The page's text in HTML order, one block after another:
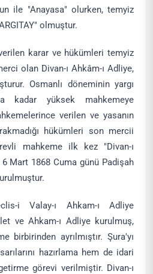
ile "Anayasa" olurken, temyiz
olmuştur.
karar ve hükümleri temyiz
olan Divan-ı Ahkâm-ı Adliye,
Osmanlı döneminin yargı
kadar yüksek mahkemeye
verilen ve yasanın
hükümleri son mercii
mahkeme ilk kez "Divan-ı
6 Mart 1868 Cuma günü Padişah
i Valay-ı Ahkam-ı Adliye
ve Ahkam-ı Adliye kurulmuş,
birbirinden ayrılmıştır. Şura'yı
hazırlama hem de idari
görevi verilmiştir. Divan-ı